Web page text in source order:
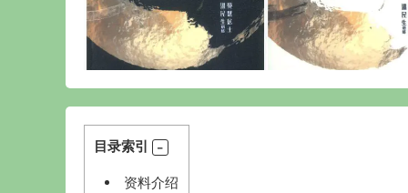
目录索引
资料介绍